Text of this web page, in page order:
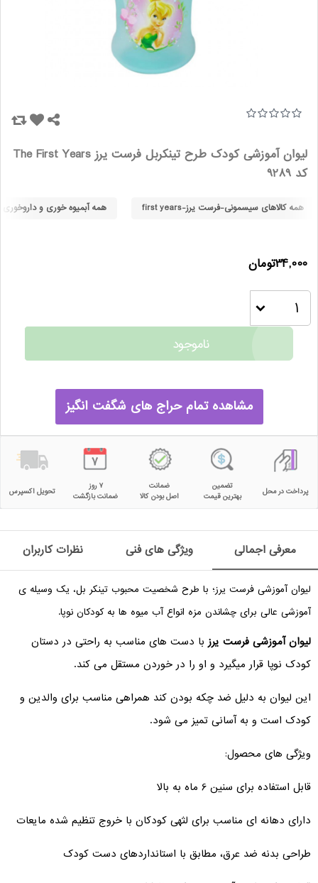
لیوان آموزشی کودک طرح تینکربل فرست یرز The First Years
کد 9289
همه کالاهای سیسمونی-فرست یرز-first years همه آبمیوه خوری و داروخوری
34,000تومان
ناموجود
مشاهده تمام حراج های شگفت انگیز
پرداخت در محل
تضمین
بهترین قیمت
ضمانت
اصل بودن کالا
۷ روز
ضمانت بازگشت
تحویل اکسپرس
معرفی اجمالی ویژگی های فنی نظرات کاربران
لیوان آموزشی فرست یرز؛ با طرح شخصیت محبوب تینکر بل، یک وسیله ی
آموزشی عالی برای چشاندن مزه انواع آب میوه ها به کودکان نوپا.
لیوان آموزشی فرست یرز با دست های مناسب به راحتی در دستان
کودک نوپا قرار میگیرد و او را در خوردن مستقل می کند.
این لیوان به دلیل ضد چکه بودن کند همراهی مناسب برای والدین و
کودک است و به آسانی تمیز می شود.
ویژگی های محصول:
قابل استفاده برای سنین 6 ماه به بالا
دارای دهانه ای مناسب برای لثهی کودکان با خروج تنظیم شده مایعات
طراحی بدنه ضد عرق، مطابق با استانداردهای دست کودک